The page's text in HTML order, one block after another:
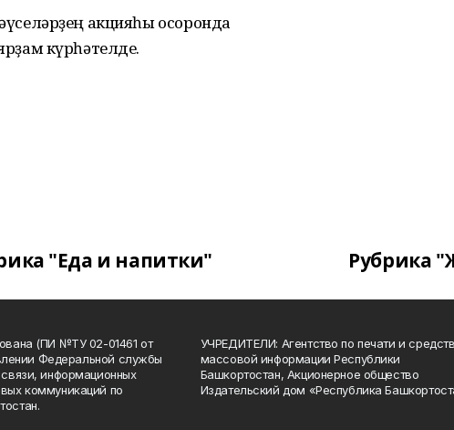
акцияһы осоронда
күрһәтелде.
"Еда и напитки" Рубрика
(ПИ №ТУ 02-01461 от
Федеральной службы
информационных
коммуникаций по
УЧРЕДИТЕЛИ: Агентство по печати и
массовой информации Республики
Башкортостан, Акционерное общество
Издательский дом «Республика